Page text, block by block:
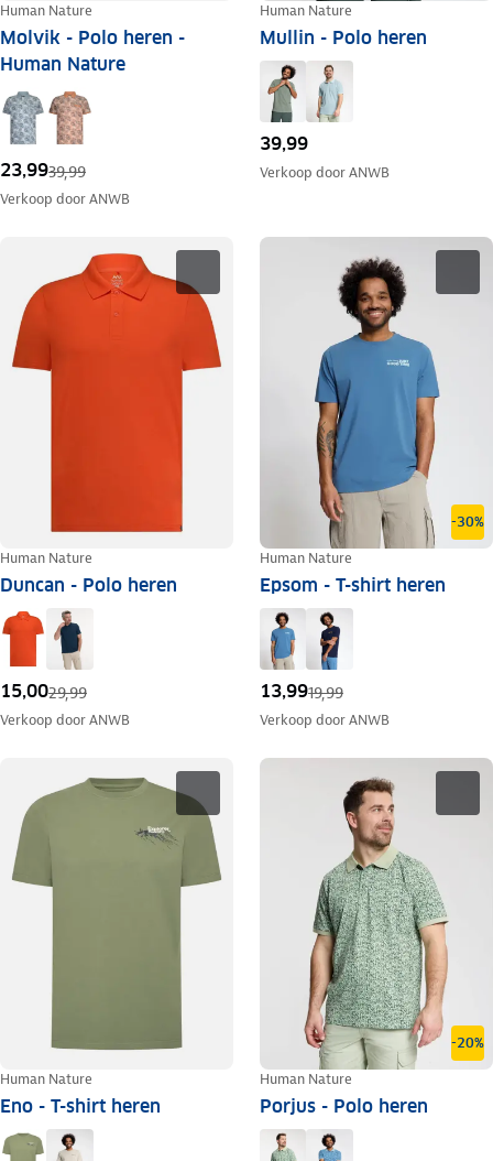
Human Nature
Molvik - Polo heren -
Human Nature
23,9939,99
Verkoop doorANWB
Human Nature
Mullin - Polo heren
39,99
Verkoop doorANWB
Human Nature
Duncan - Polo heren
15,0029,99
Verkoop doorANWB
-30%
Human Nature
Epsom - T-shirt heren
13,9919,99
Verkoop doorANWB
Human Nature
Eno - T-shirt heren
-20%
Human Nature
Porjus - Polo heren